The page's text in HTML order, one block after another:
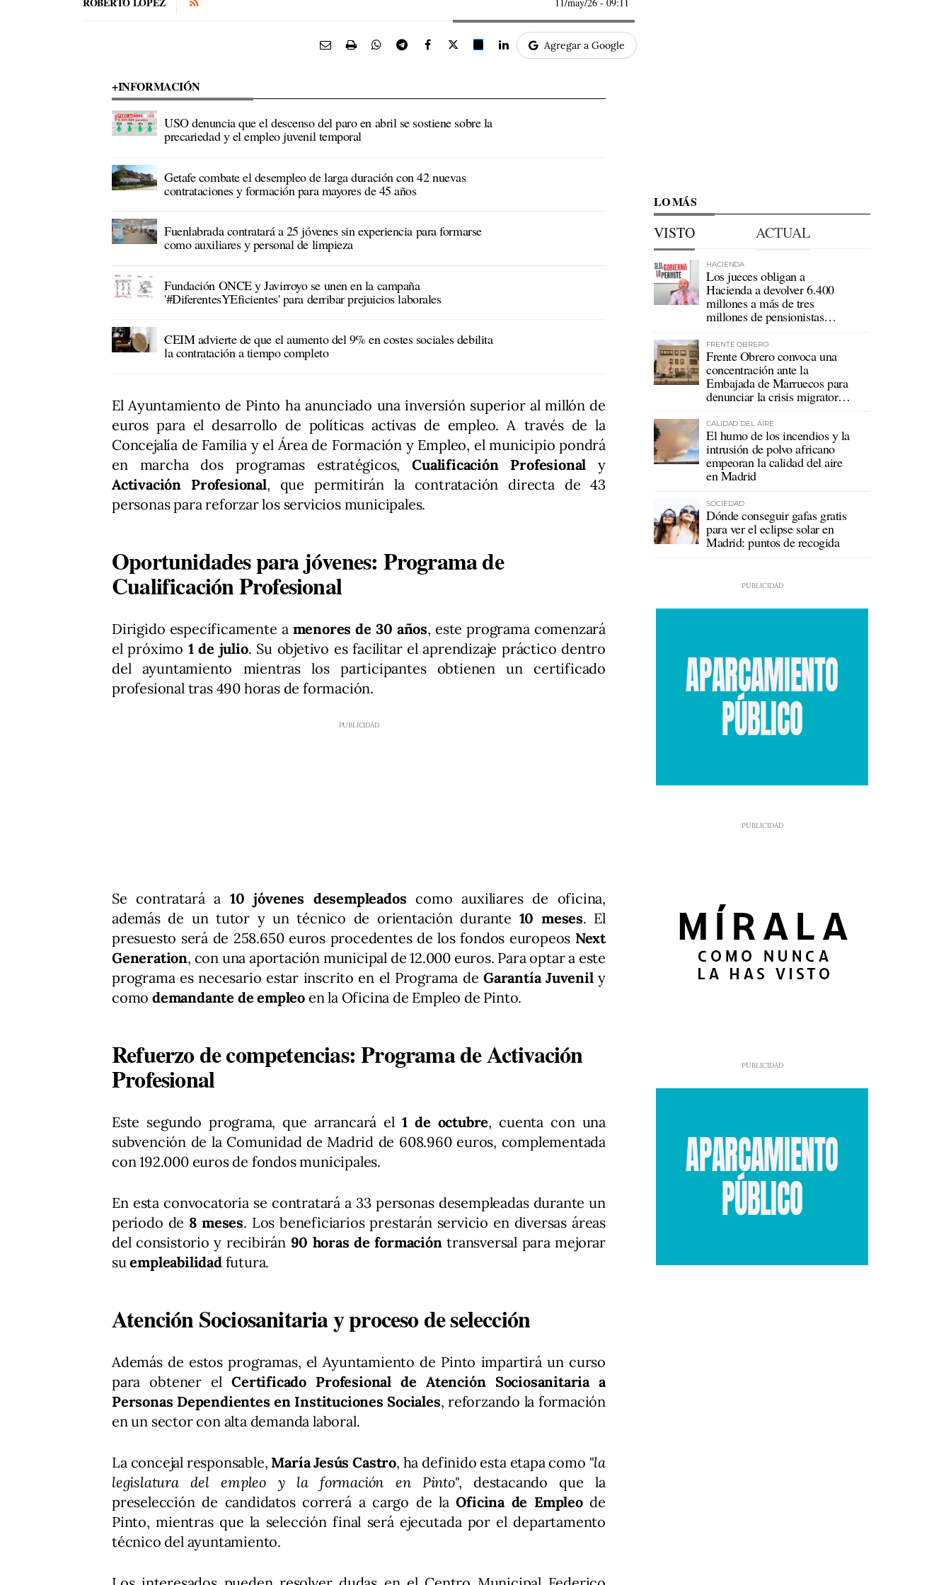
Agregar a Google
+INFORMACIÓN
USO denuncia que el descenso del paro en abril se sostiene sobre la
precariedad y el empleo juvenil temporal
Getafe combate el desempleo de larga duración con 42 nuevas
contrataciones y formación para mayores de 45 años
Fuenlabrada contratará a 25 jóvenes sin experiencia para formarse
como auxiliares y personal de limpieza
Fundación ONCE y Javirroyo se unen en la campaña
'#DiferentesYEficientes' para derribar prejuicios laborales
CEIM advierte de que el aumento del 9% en costes sociales debilita
la contratación a tiempo completo
El Ayuntamiento de Pinto ha anunciado una inversión superior al millón de
euros para el desarrollo de políticas activas de empleo. A través de la
Concejalía de Familia y el Área de Formación y Empleo, el municipio pondrá
en marcha dos programas estratégicos,Cualificación Profesional y
Activación Profesional, que permitirán la contratación directa de 43
personas para reforzar los servicios municipales.
Oportunidades para jóvenes: Programa de
Cualificación Profesional
Dirigido específicamente a menores de 30 años, este programa comenzará
el próximo 1 de julio. Su objetivo es facilitar el aprendizaje práctico dentro
del ayuntamiento mientras los participantes obtienen un certificado
profesional tras 490 horas de formación.
Se contratará a 10 jóvenes desempleados como auxiliares de oficina,
además de un tutor y un técnico de orientación durante 10 meses. El
presuesto será de 258.650 euros procedentes de los fondos europeos Next
Generation, con una aportación municipal de 12.000 euros. Para optar a este
programa es necesario estar inscrito en el Programa deGarantía Juvenily
como demandante de empleo en la Oficina de Empleo de Pinto.
Refuerzo de competencias: Programa de Activación
Profesional
Este segundo programa, que arrancará el 1 de octubre, cuenta con una
subvención de la Comunidad de Madrid de 608.960 euros, complementada
con 192.000 euros de fondos municipales.
En esta convocatoria se contratará a 33 personas desempleadas durante un
periodo de 8 meses. Los beneficiarios prestarán servicio en diversas áreas
del consistorio y recibirán 90 horas de formacióntransversal para mejorar
suempleabilidad futura.
Atención Sociosanitaria y proceso de selección
Además de estos programas, el Ayuntamiento de Pinto impartirá un curso
para obtener elCertificado Profesional de Atención Sociosanitaria a
Personas Dependientes en Instituciones Sociales, reforzando la formación
en un sector con alta demanda laboral.
La concejal responsable, María Jesús Castro, ha definido esta etapa como "la
legislatura del empleo y la formación en Pinto", destacando que la
preselección de candidatos correrá a cargo de laOficina de Empleode
Pinto, mientras que la selección final será ejecutada por el departamento
técnico del ayuntamiento.
LO MÁS
VISTO ACTUAL
HACIENDA
Los jueces obligan a
Hacienda a devolver 6.400
millones a más de tres
millones de pensionistas
FRENTE OBRERO
Frente Obrero convoca una
concentración ante la
Embajada de Marruecos para
denunciar la crisis migratoria
CALIDAD DEL AIRE
El humo de los incendios y la
intrusión de polvo africano
empeoran la calidad del aire
en Madrid
SOCIEDAD
Dónde conseguir gafas gratis
para ver el eclipse solar en
Madrid: puntos de recogida